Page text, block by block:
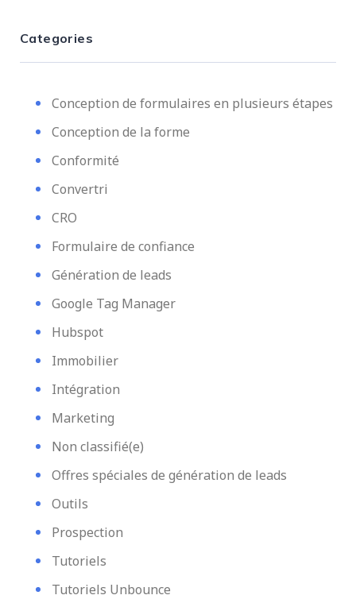
Categories
Conception de formulaires en plusieurs étapes
Conception de la forme
Conformité
Convertri
CRO
Formulaire de confiance
Génération de leads
Google Tag Manager
Hubspot
Immobilier
Intégration
Marketing
Non classifié(e)
Offres spéciales de génération de leads
Outils
Prospection
Tutoriels
Tutoriels Unbounce